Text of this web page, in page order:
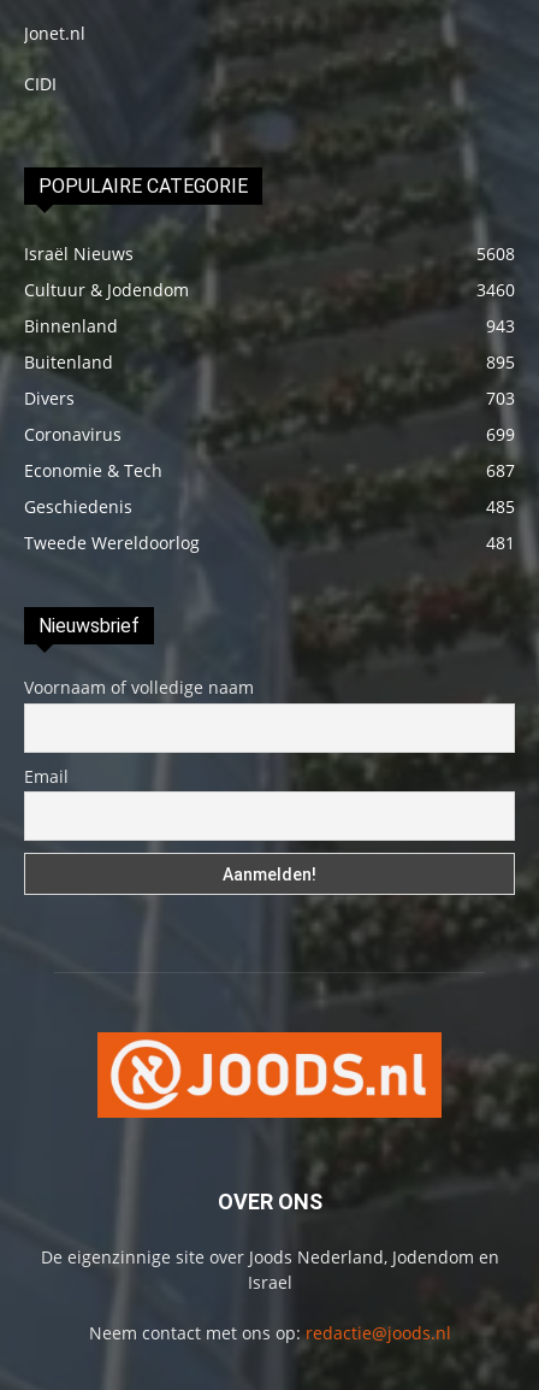
Jonet.nl
CIDI
POPULAIRE CATEGORIE
Israël Nieuws
5608
Cultuur & Jodendom
3460
Binnenland
943
Buitenland
895
Divers
703
Coronavirus
699
Economie & Tech
687
Geschiedenis
485
Tweede Wereldoorlog
481
Nieuwsbrief
Voornaam of volledige naam
Email
OVER ONS
De eigenzinnige site over Joods Nederland, Jodendom en
Israel
Neem contact met ons op: redactie@joods.nl